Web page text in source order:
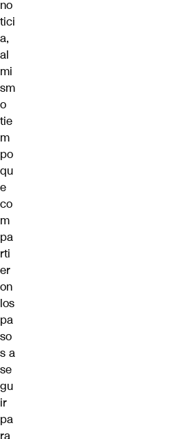
no
tici
a,
al
mi
sm
o
tie
m
po
qu
e
co
m
pa
rti
er
on
los
pa
so
s a
se
gu
ir
pa